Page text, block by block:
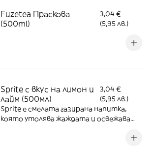
Fuzetea Праскова
(500ml)
3,04 €
(5,95 лв.)
Sprite с вкус на лимон и
лайм (500мл)
3,04 €
(5,95 лв.)
Sprite е смелата газирана напитка,
която утолява жаждата и освежава